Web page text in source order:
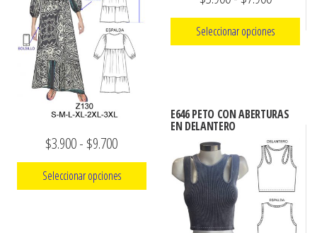
producto
se
pueden
elegir
en
la
página
producto
de
precios:
hasta
$7.900
Seleccionar opciones
múltiples
variantes.
Las
opciones
se
pueden
$3.900- $9.700Rango
de
precios:
Seleccionar opciones
E646 PETO CON ABERTURAS
EN DELANTERO